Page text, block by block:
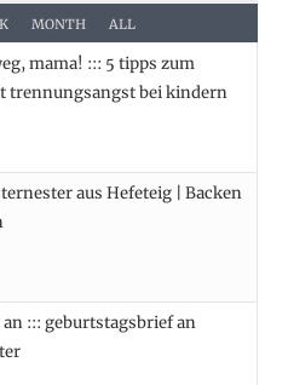
t
a
a
e
s
MONTH ALL
mama! ::: 5 tipps zum
trennungsangst bei kindern
aus Hefeteig | Backen
::: geburtstagsbrief an